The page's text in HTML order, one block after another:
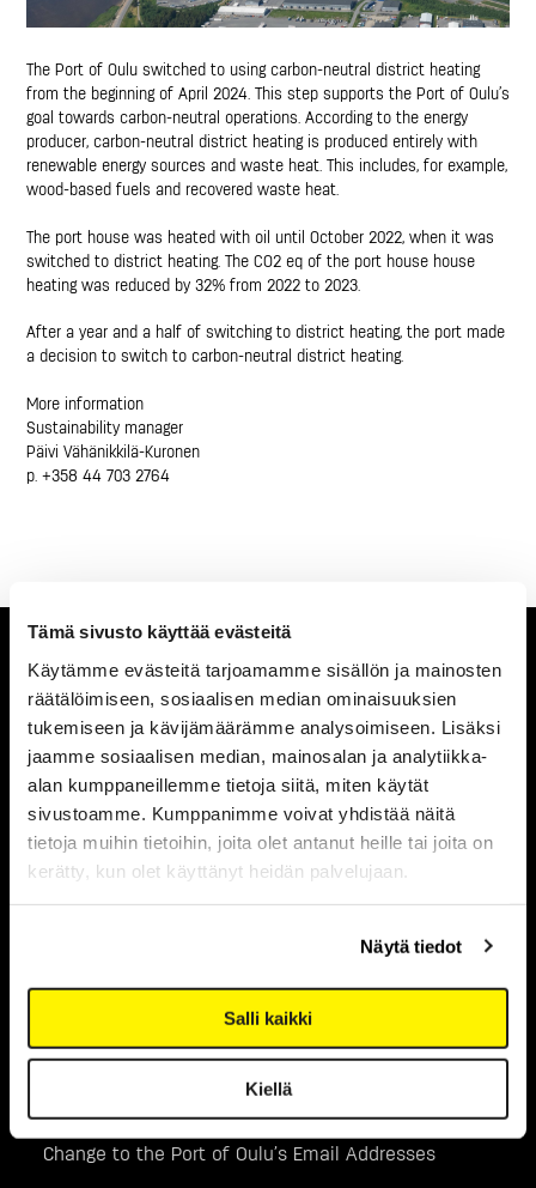
Tämä sivusto käyttää evästeitä
Käytämme evästeitä tarjoamamme sisällön ja mainosten
räätälöimiseen, sosiaalisen median ominaisuuksien
tukemiseen ja kävijämäärämme analysoimiseen. Lisäksi
jaamme sosiaalisen median, mainosalan ja analytiikka-
alan kumppaneillemme tietoja siitä, miten käytät
sivustoamme. Kumppanimme voivat yhdistää näitä
tietoja muihin tietoihin, joita olet antanut heille tai joita on
kerätty, kun olet käyttänyt heidän palvelujaan.
Näytä tiedot
Salli kaikki
Kiellä
The Port of Oulu switched to using carbon-neutral district heating
from the beginning of April 2024. This step supports the Port of Oulu’s
goal towards carbon-neutral operations. According to the energy
producer, carbon-neutral district heating is produced entirely with
renewable energy sources and waste heat. This includes, for example,
wood-based fuels and recovered waste heat.
The port house was heated with oil until October 2022, when it was
switched to district heating. The CO2 eq of the port house house
heating was reduced by 32% from 2022 to 2023.
After a year and a half of switching to district heating, the port made
a decision to switch to carbon-neutral district heating.
More information
Sustainability manager
Päivi Vähänikkilä-Kuronen
p. +358 44 703 2764
LATEST NEWS
Improvement Works on Oulu’s Poikkimaantie
Read post
Traffic Counting at Port of Oulu Areas in May
Read post
20.4.2026
Change to the Port of Oulu’s Email Addresses